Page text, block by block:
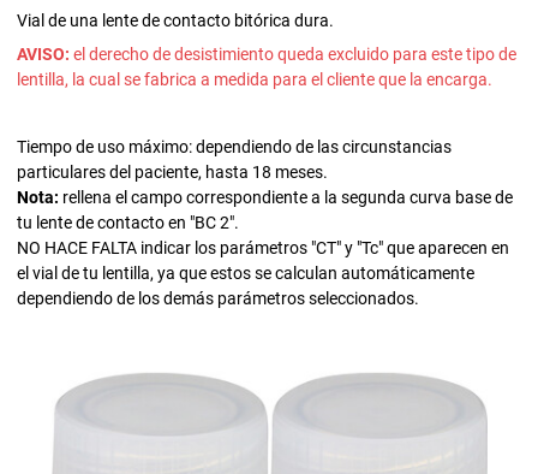
Vial de una lente de contacto bitórica dura.
AVISO: el derecho de desistimiento queda excluido para este tipo de
lentilla, la cual se fabrica a medida para el cliente que la encarga.
Tiempo de uso máximo: dependiendo de las circunstancias
particulares del paciente, hasta 18 meses.
Nota: rellena el campo correspondiente a la segunda curva base de
tu lente de contacto en "BC 2".
NO HACE FALTA indicar los parámetros "CT" y "Tc" que aparecen en
el vial de tu lentilla, ya que estos se calculan automáticamente
dependiendo de los demás parámetros seleccionados.